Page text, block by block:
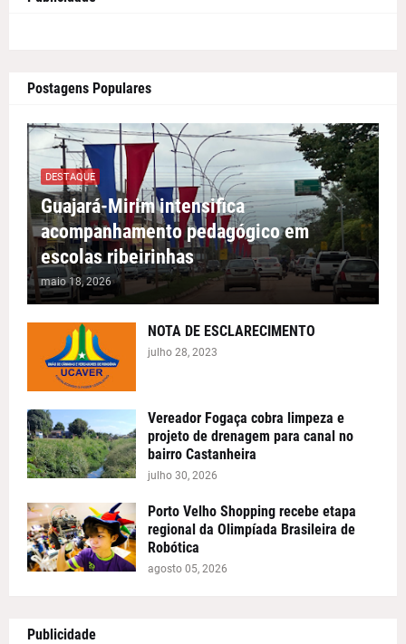
Postagens Populares
DESTAQUE
Guajará-Mirim intensifica
acompanhamento pedagógico em
escolas ribeirinhas
maio 18, 2026
NOTA DE ESCLARECIMENTO
julho 28, 2023
Vereador Fogaça cobra limpeza e
projeto de drenagem para canal no
bairro Castanheira
julho 30, 2026
Porto Velho Shopping recebe etapa
regional da Olimpíada Brasileira de
Robótica
agosto 05, 2026
Publicidade